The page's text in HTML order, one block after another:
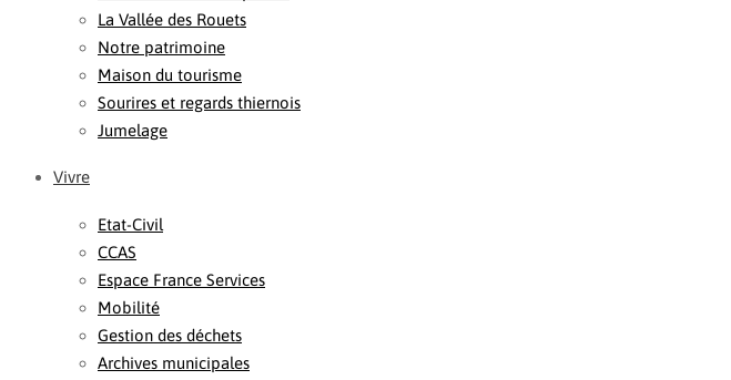
La Vallée des Rouets
Notre patrimoine
Maison du tourisme
Sourires et regards thiernois
Jumelage
Vivre
Etat-Civil
CCAS
Espace France Services
Mobilité
Gestion des déchets
Archives municipales